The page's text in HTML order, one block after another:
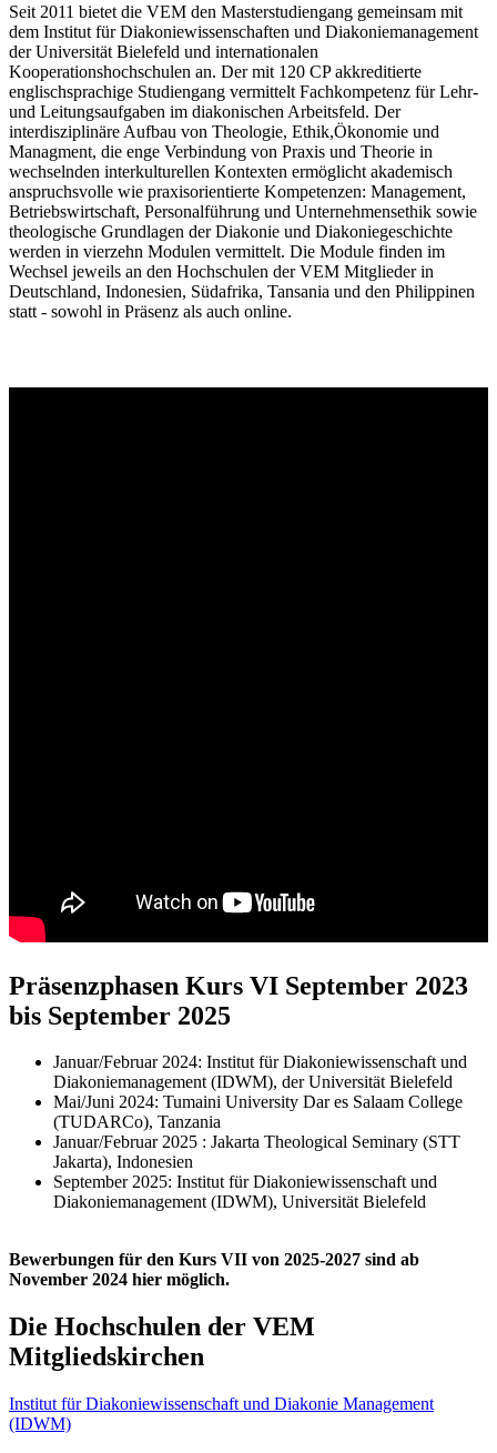
Seit 2011 bietet die VEM den Masterstudiengang gemeinsam mit
dem Institut für Diakoniewissenschaften und Diakoniemanagement
der Universität Bielefeld und internationalen
Kooperationshochschulen an. Der mit 120 CP akkreditierte
englischsprachige Studiengang vermittelt Fachkompetenz für Lehr-
und Leitungsaufgaben im diakonischen Arbeitsfeld. Der
interdisziplinäre Aufbau von Theologie, Ethik,Ökonomie und
Managment, die enge Verbindung von Praxis und Theorie in
wechselnden interkulturellen Kontexten ermöglicht akademisch
anspruchsvolle wie praxisorientierte Kompetenzen: Management,
Betriebswirtschaft, Personalführung und Unternehmensethik sowie
theologische Grundlagen der Diakonie und Diakoniegeschichte
werden in vierzehn Modulen vermittelt. Die Module finden im
Wechsel jeweils an den Hochschulen der VEM Mitglieder in
Deutschland, Indonesien, Südafrika, Tansania und den Philippinen
statt - sowohl in Präsenz als auch online.
Präsenzphasen Kurs VI September 2023
bis September 2025
Januar/Februar 2024: Institut für Diakoniewissenschaft und
Diakoniemanagement (IDWM), der Universität Bielefeld
Mai/Juni 2024: Tumaini University Dar es Salaam College
(TUDARCo), Tanzania
Januar/Februar 2025 : Jakarta Theological Seminary (STT
Jakarta), Indonesien
September 2025: Institut für Diakoniewissenschaft und
Diakoniemanagement (IDWM), Universität Bielefeld
Bewerbungen für den Kurs VII von 2025-2027 sind ab
November 2024 hier möglich.
Die Hochschulen der VEM
Mitgliedskirchen
Institut für Diakoniewissenschaft und Diakonie Management
(IDWM)